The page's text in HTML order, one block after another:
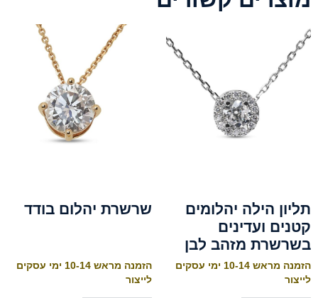
תליון הילה יהלומים
קטנים ועדינים
בשרשרת מזהב לבן
הזמנה מראש 10-14 ימי עסקים
לייצור
שרשרת יהלום בודד
הזמנה מראש 10-14 ימי עסקים
לייצור